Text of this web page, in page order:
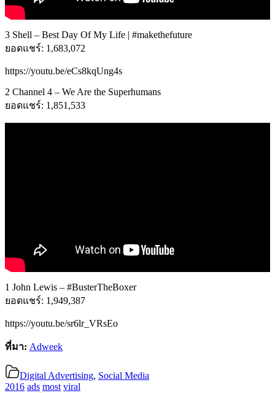
3 Shell – Best Day Of My Life | #makethefuture
ยอดแชร์: 1,683,072
https://youtu.be/eCs8kqUng4s
2 Channel 4 – We Are the Superhumans
ยอดแชร์: 1,851,533
1 John Lewis – #BusterTheBoxer
ยอดแชร์: 1,949,387
https://youtu.be/sr6lr_VRsEo
ที่มา: Adweek
Digital Advertising, Social Media
2016 ads most viral